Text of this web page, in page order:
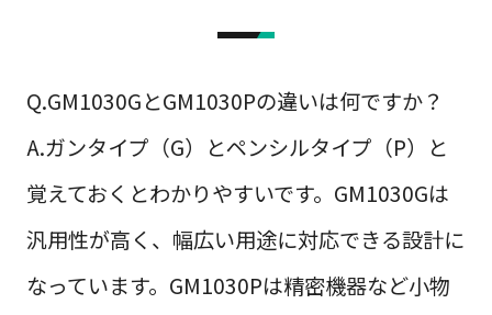
Q.GM1030GとGM1030Pの違いは何ですか？
A.ガンタイプ（G）とペンシルタイプ（P）と
覚えておくとわかりやすいです。GM1030Gは
汎用性が高く、幅広い用途に対応できる設計に
なっています。GM1030Pは精密機器など小物